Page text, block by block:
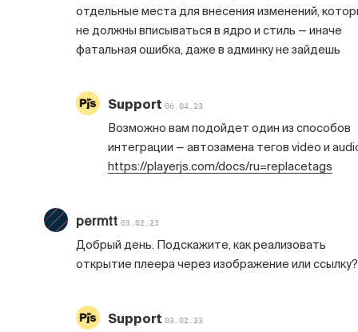
отдельные места для внесения изменений,
не должны вписываться в ядро и стиль — иначе
фатальная ошибка, даже в админку не зайдешь
Support 06.04.23
Возможно вам подойдет один из способов
интеграции — автозамена тегов video и
https://playerjs.com/docs/ru=replacetags
permtt 03.02.23
Добрый день. Подскажите, как реализовать
открытие плеера через изображение или ссылку?
Support 03.02.23